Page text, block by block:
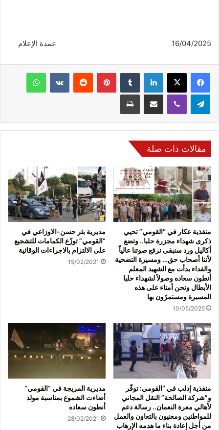
16/04/2025 عمدة الإعلام
فيسبوك لينكدإن بينتيريست
مقالات ذات صلة
منفذية عكار في “القومي” تحيي
ذكرى شهداء مجزرة حلبا.. وتضع
أكاليل ورد سنبقى نرفع صوتنا عالياً
لأننا أصحاب حق… ومسيرة التضحية
والفداء بدأت مع الشهيد المعلم
أنطون سعاده وصولاً لشهداء حلبا
الأبطال ونحن أمناء على هذه
المسيرة ومستمرّون بها
10/05/2025
مديرية بئر حسن-الاوزاعي في
“القومي” توزّع الكمامات للتشجيع
على الالتزام بالاجراءات الوقائية
15/02/2021
منفذية إدلب في “القومي: توفّر
و”شركة الصالحة” النقل المجاني
لأهالي معرة النعمان.. رسالة دعم
للمواطنين ومعنيون بالتعاون والعمل
من أجل إعادة بناء ما هدمه الإرهاب
مديرية المريجة في “القومي”
أضاءت الشموع بمناسبة مولد
أنطون سعاده
28/02/2021